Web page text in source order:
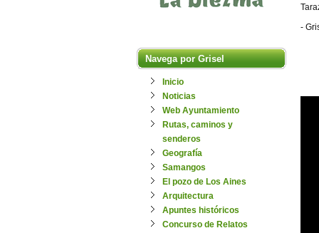
Navega por Grisel
Inicio
Noticias
Web Ayuntamiento
Rutas, caminos y
senderos
Geografía
Samangos
El pozo de Los Aines
Arquitectura
Apuntes históricos
Concurso de Relatos
-